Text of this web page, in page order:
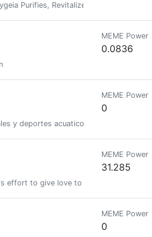
Purifies, Revitalizes, Edifies &
MEME Power
0.0836
y deportes acuaticos.
MEME Power
0
effort to give love to new users to
MEME Power
31.285
MEME Power
0